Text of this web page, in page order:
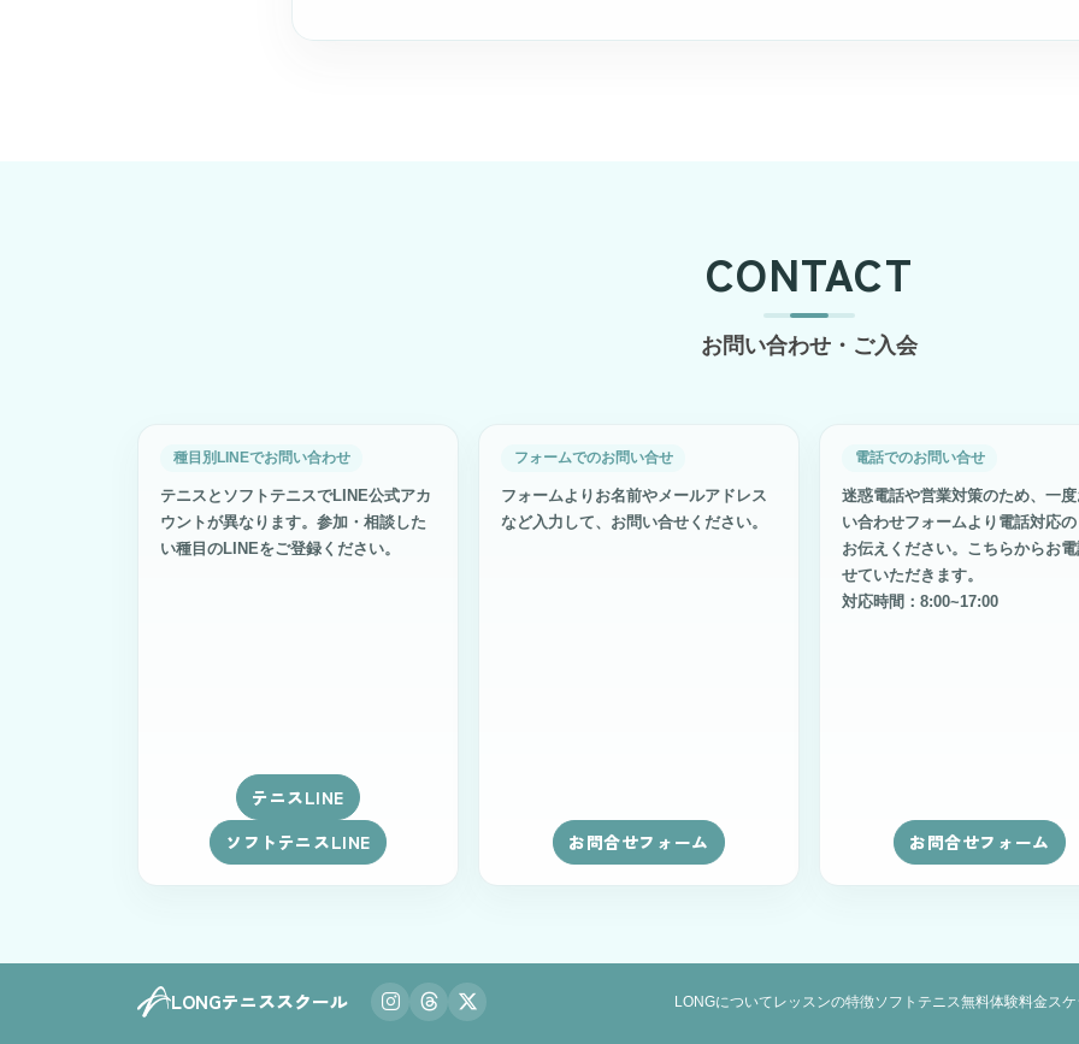
CONTACT
お問い合わせ・ご入会
種目別LINEでお問い合わせ
テニスとソフトテニスでLINE公式アカ
ウントが異なります。参加・相談した
い種目のLINEをご登録ください。
テニスLINE
ソフトテニスLINE
フォームでのお問い合せ
フォームよりお名前やメールアドレス
など入力して、お問い合せください。
お問合せフォーム
電話でのお問い合せ
迷惑電話や営業対策のため、一
い合わせフォームより電話対応
お伝えください。こちらからお
せていただきます。
対応時間：8:00~17:00
お問合せフォーム
LONGテニススクール LONGについて レッスンの特徴ソフトテニス無料体験料金ス